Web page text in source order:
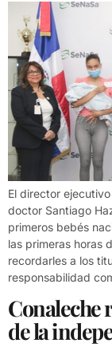
El director
doctor Santiago
primeros bebés
las primeras horas
recordarles a los
responsabilidad
Conaleche
de la